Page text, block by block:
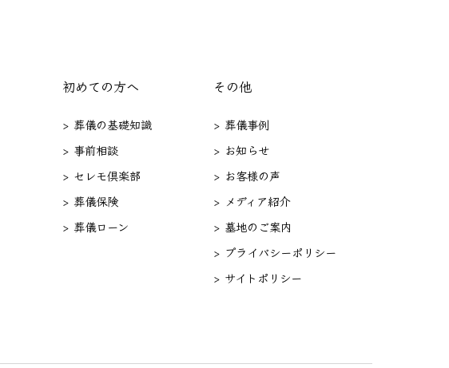
初めての方へ
> 葬儀の基礎知識
> 事前相談
> セレモ倶楽部
> 葬儀保険
> 葬儀ローン
その他
> 葬儀事例
> お知らせ
> お客様の声
> メディア紹介
> 墓地のご案内
> プライバシーポリシー
> サイトポリシー